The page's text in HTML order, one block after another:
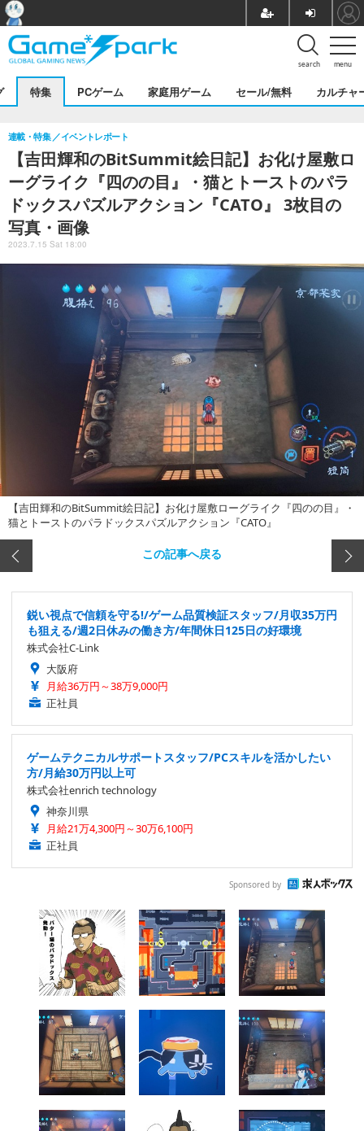
menu
search
特集 PCゲーム 家庭用ゲーム セール/無料 カルチャ
【吉田輝和のBitSummit絵日記】お化け屋敷ロ
ーグライク『四のの目』・猫とトーストのパラ
ドックスパズルアクション『CATO』 3枚目の
写真・画像
連載・特集 イベントレポート
2023.7.15 Sat 18:00
【吉田輝和のBitSummit絵日記】お化け屋敷ローグライク『四のの目』・
猫とトーストのパラドックスパズルアクション『CATO』
この記事へ戻る
鋭い視点で信頼を守る!/ゲーム品質検証スタッフ/月収35万円
も狙える/週2日休みの働き方/年間休日125日の好環境
株式会社C-Link
大阪府
月給36万円～38万9,000円
正社員
ゲームテクニカルサポートスタッフ/PCスキルを活かしたい
方/月給30万円以上可
株式会社enrich technology
神奈川県
月給21万4,300円～30万6,100円
正社員
Sponsored by